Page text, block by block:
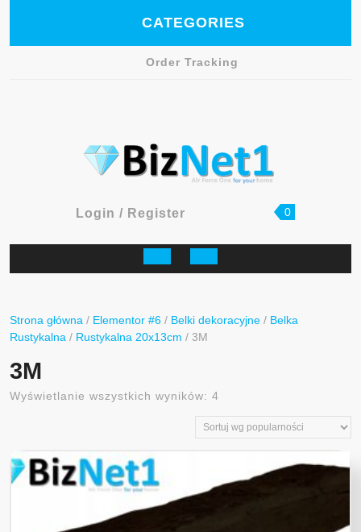
CATEGORIES
Order Tracking
Login / RegisterLogin
Register
shopping
0
Open
Strona główna / Elementor #6 / Belki dekoracyjne / Belka
Rustykalna / Rustykalna 20x13cm / 3M
3M
Wyświetlanie wszystkich wyników: 4
popularności